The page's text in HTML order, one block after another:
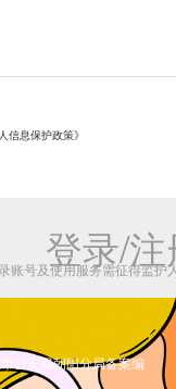
公安局朝阳分局备案编